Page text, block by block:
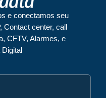
e conectamos seu
Contact center, call
CFTV, Alarmes, e
Digital